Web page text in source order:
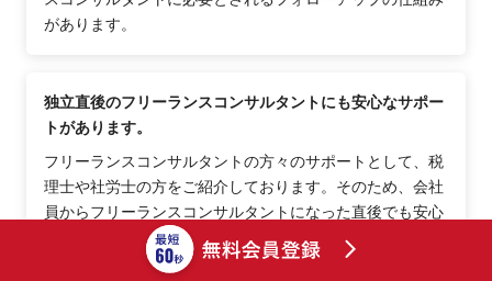
があります。
独立直後のフリーランスコンサルタントにも安心なサポー
トがあります。
フリーランスコンサルタントの方々のサポートとして、税
理士や社労士の方をご紹介しております。そのため、会社
員からフリーランスコンサルタントになった直後でも安心
できるポイントが多数あります。その他、士業の方へ相談
しにくい事項等、コーディネーターがご相談に乗りますの